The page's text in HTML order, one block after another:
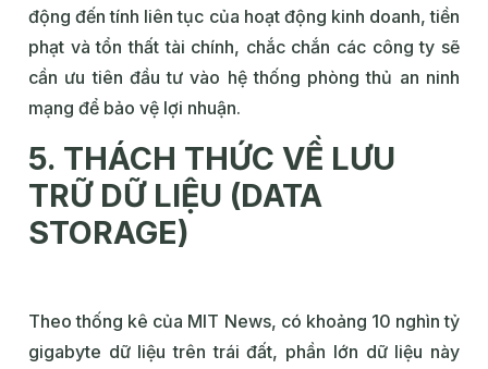
động đến tính liên tục của hoạt động kinh doanh, tiền
phạt và tổn thất tài chính, chắc chắn các công ty sẽ
cần ưu tiên đầu tư vào hệ thống phòng thủ an ninh
mạng để bảo vệ lợi nhuận.
5. THÁCH THỨC VỀ LƯU
TRỮ DỮ LIỆU (DATA
STORAGE)
Theo thống kê của MIT News, có khoảng 10 nghìn tỷ
gigabyte dữ liệu trên trái đất, phần lớn dữ liệu này